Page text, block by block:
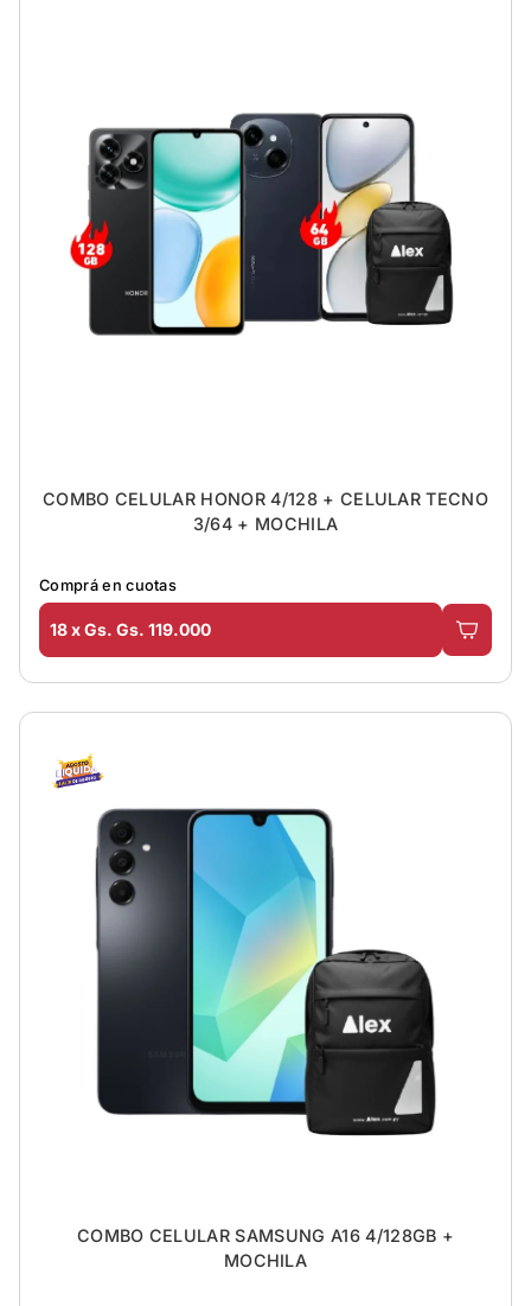
COMBO CELULAR HONOR 4/128 + CELULAR TECNO
3/64 + MOCHILA
Comprá en cuotas
18 x Gs. Gs. 119.000
COMBO CELULAR SAMSUNG A16 4/128GB +
MOCHILA